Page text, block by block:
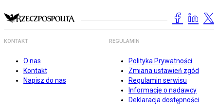
KONTAKT
O nas
Kontakt
Napisz do nas
REGULAMIN
Polityka Prywatności
Zmiana ustawień zgód
Regulamin serwisu
Informacje o nadawcy
Deklaracja dostępności